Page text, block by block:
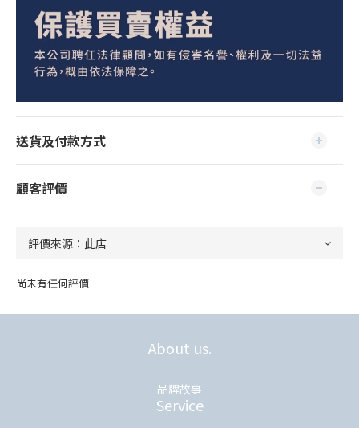
送貨及付款方式
顧客評價
尚未有任何評價
About us.
品牌故事
Service